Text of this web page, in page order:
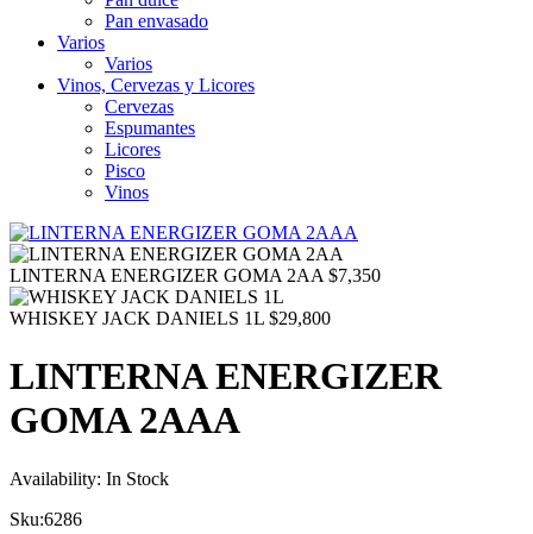
Pan envasado
Varios
Varios
Vinos, Cervezas y Licores
Cervezas
Espumantes
Licores
Pisco
Vinos
LINTERNA ENERGIZER GOMA 2AA $7,350
WHISKEY JACK DANIELS 1L $29,800
LINTERNA ENERGIZER
GOMA 2AAA
Availability: In Stock
Sku:6286